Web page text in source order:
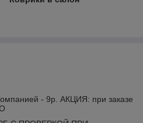
- 9р. АКЦИЯ: при заказе